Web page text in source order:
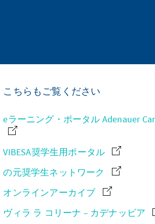
こちらもご覧ください
eラーニング・ポータル Adenauer
VIBESA奨学生用ポータル
の元奨学生ネットワーク
オンラインアーカイブ
ヴィラ ラ コリーナ – カデナッビア